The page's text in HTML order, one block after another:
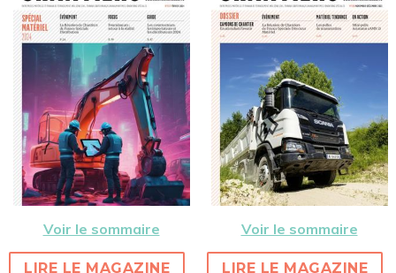
Voir le sommaire
LIRE LE MAGAZINE
Voir le sommaire
LIRE LE MAGAZINE